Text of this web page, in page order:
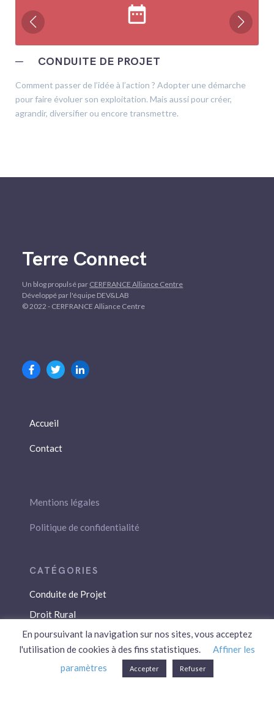
date_range
─ CONDUITE DE PROJET
Comment passer de l’idée à l’action ? Adopter une démarche
pour faire évoluer son exploitation. Mais aussi pour créer,
agrandir, diversifier ou encore transmettre.
Terre Connect
Un blog propulsé par CERFRANCE Alliance Centre
Développé par l'équipe DEV&LAB
© 2022 - CERFRANCE Alliance Centre
Accueil
Contact
Mentions légales
Politique de confidentialité
Conduite de Projet
Droit Rural
Droit Social
Économie / Gestion
Environnement
En poursuivant la navigation sur nos sites, vous acceptez
l'utilisation de cookies à des fins statistiques.
Affiner les
paramètres
Accepter Refuser